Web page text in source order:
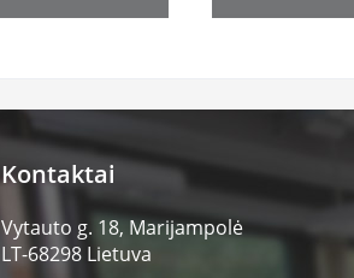
Kontaktai
Vytauto g. 18, Marijampolė
LT-68298 Lietuva